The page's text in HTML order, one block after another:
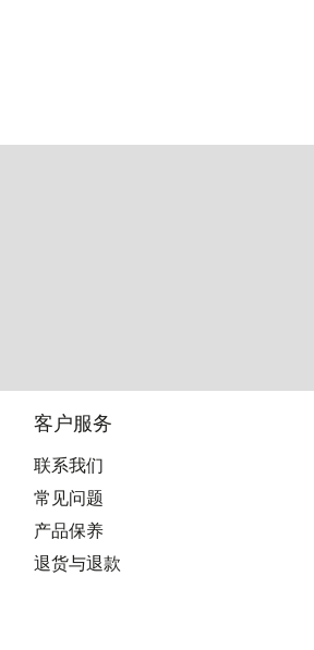
客户服务
联系我们
常见问题
产品保养
退货与退款